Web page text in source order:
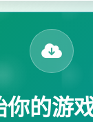
你的游